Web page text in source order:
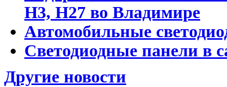
Н3, Н27 во Владимире
Автомобильные
Светодиодные панели в
Другие новости